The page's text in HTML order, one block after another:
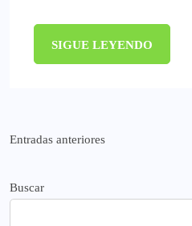
SIGUE LEYENDO
Navegación
entradas
Entradas anteriores
Buscar